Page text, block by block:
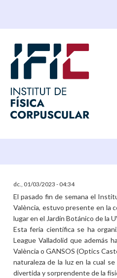
dc., 01/03/2023 - 04:34
El pasado fin de semana el
València, estuvo presente en la
lugar en el Jardín Botánico de la
Esta feria científica se ha
League Valladolid que además
València o GANSOS (Optics
naturaleza de la luz en la cual
divertida y sorprendente de la